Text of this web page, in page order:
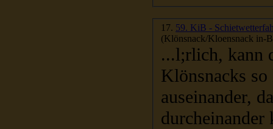
17. 59. KiB -
(Klönsnack/Kloensnack in-
...l;rlich, kann
Klönsnacks
auseinander,